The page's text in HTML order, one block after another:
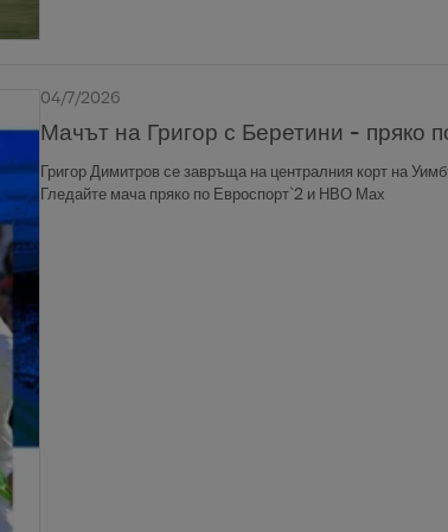
04/7/2026
Мачът на Григор с Беретини - пряко
Григор Димитров се завръща на централния корт на Уимбълдън Най-добрият ни тенисист играе с италианеца